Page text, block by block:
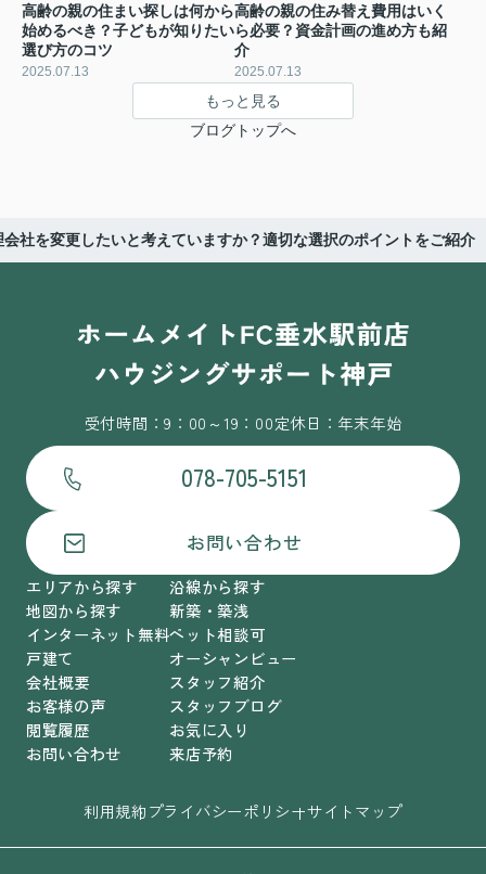
高齢の親の住まい探しは何から
始めるべき？子どもが知りたい
選び方のコツ
2025.07.13
高齢の親の住み替え費用はいく
ら必要？資金計画の進め方も紹
介
2025.07.13
もっと見る
ブログトップへ
会社を変更したいと考えていますか？適切な選択のポイントをご紹介
受付時間：9：00～19：00定休日：年末年始
078-705-5151
お問い合わせ
エリアから探す
地図から探す
インターネット無料
戸建て
会社概要
お客様の声
閲覧履歴
お問い合わせ
沿線から探す
新築・築浅
ペット相談可
オーシャンビュー
スタッフ紹介
スタッフブログ
お気に入り
来店予約
利用規約プライバシーポリシーサイトマップ